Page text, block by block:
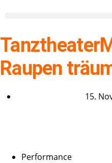
Raupen
15.
Performance